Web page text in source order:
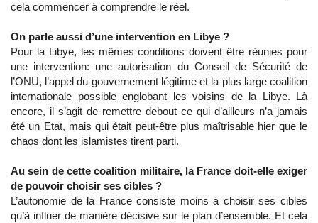
cela commencer à comprendre le réel.
On parle aussi d’une intervention en Libye ?
Pour la Libye, les mêmes conditions doivent être réunies pour
une intervention: une autorisation du Conseil de Sécurité de
l’ONU, l’appel du gouvernement légitime et la plus large coalition
internationale possible englobant les voisins de la Libye. Là
encore, il s’agit de remettre debout ce qui d’ailleurs n’a jamais
été un Etat, mais qui était peut-être plus maîtrisable hier que le
chaos dont les islamistes tirent parti.
Au sein de cette coalition militaire, la France doit-elle exiger
de pouvoir choisir ses cibles ?
L’autonomie de la France consiste moins à choisir ses cibles
qu’à influer de manière décisive sur le plan d’ensemble. Et cela